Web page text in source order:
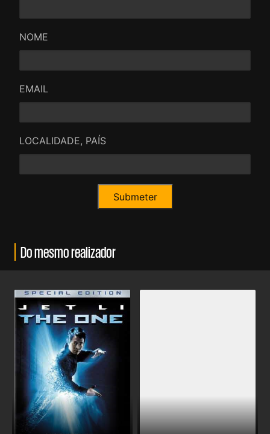
NOME
EMAIL
LOCALIDADE, PAÍS
Do mesmo realizador